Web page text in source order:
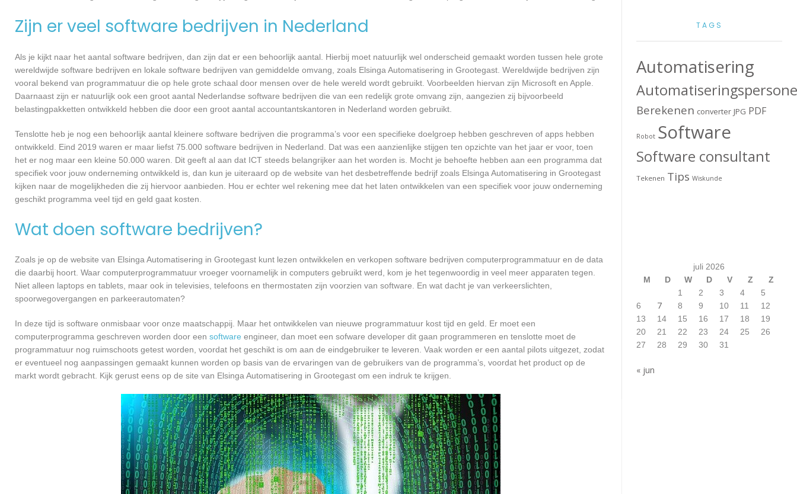
Zijn er veel software bedrijven in Nederland
Als je kijkt naar het aantal software bedrijven, dan zijn dat er een behoorlijk aantal. Hierbij moet natuurlijk wel onderscheid gemaakt worden tussen hele grote
wereldwijde software bedrijven en lokale software bedrijven van gemiddelde omvang, zoals Elsinga Automatisering in Grootegast. Wereldwijde bedrijven zijn
vooral bekend van programmatuur die op hele grote schaal door mensen over de hele wereld wordt gebruikt. Voorbeelden hiervan zijn Microsoft en Apple.
Daarnaast zijn er natuurlijk ook een groot aantal Nederlandse software bedrijven die van een redelijk grote omvang zijn, aangezien zij bijvoorbeeld
belastingpakketten ontwikkeld hebben die door een groot aantal accountantskantoren in Nederland worden gebruikt.
Tenslotte heb je nog een behoorlijk aantal kleinere software bedrijven die programma’s voor een specifieke doelgroep hebben geschreven of apps hebben
ontwikkeld. Eind 2019 waren er maar liefst 75.000 software bedrijven in Nederland. Dat was een aanzienlijke stijgen ten opzichte van het jaar er voor, toen
het er nog maar een kleine 50.000 waren. Dit geeft al aan dat ICT steeds belangrijker aan het worden is. Mocht je behoefte hebben aan een programma dat
specifiek voor jouw onderneming ontwikkeld is, dan kun je uiteraard op de website van het desbetreffende bedrijf zoals Elsinga Automatisering in Grootegast
kijken naar de mogelijkheden die zij hiervoor aanbieden. Hou er echter wel rekening mee dat het laten ontwikkelen van een specifiek voor jouw onderneming
geschikt programma veel tijd en geld gaat kosten.
Wat doen software bedrijven?
Zoals je op de website van Elsinga Automatisering in Grootegast kunt lezen ontwikkelen en verkopen software bedrijven computerprogrammatuur en de data
die daarbij hoort. Waar computerprogrammatuur vroeger voornamelijk in computers gebruikt werd, kom je het tegenwoordig in veel meer apparaten tegen.
Niet alleen laptops en tablets, maar ook in televisies, telefoons en thermostaten zijn voorzien van software. En wat dacht je van verkeerslichten,
spoorwegovergangen en parkeerautomaten?
In deze tijd is software onmisbaar voor onze maatschappij. Maar het ontwikkelen van nieuwe programmatuur kost tijd en geld. Er moet een
computerprogramma geschreven worden door een software engineer, dan moet een sofware developer dit gaan programmeren en tenslotte moet de
programmatuur nog ruimschoots getest worden, voordat het geschikt is om aan de eindgebruiker te leveren. Vaak worden er een aantal pilots uitgezet, zodat
er eventueel nog aanpassingen gemaakt kunnen worden op basis van de ervaringen van de gebruikers van de programma’s, voordat het product op de
markt wordt gebracht. Kijk gerust eens op de site van Elsinga Automatisering in Grootegast om een indruk te krijgen.
TAGS
Automatisering
Berekenen converter JPG PDF
Robot Software
Software consultant
Tekenen Tips Wiskunde
juli 2026
M
D W D V Z
Z
1
2 3 4
5
6
7 8 9 10 11
12
13
14 15 16 17 18
19
20
21 22 23 24 25
26
27
28 29 30 31
« jun